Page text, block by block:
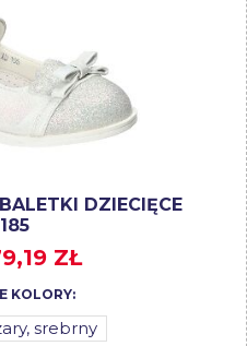
DZIECIĘCE
ZŁ
KOLORY:
srebrny